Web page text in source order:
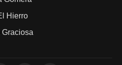
Hierro
Graciosa